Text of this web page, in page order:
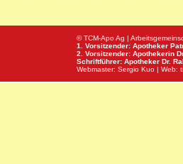
© TCM-Apo Ag |
1. Vorsitzender: Apotheker
2. Vorsitzender: Apothekerin
Schriftführer: Apotheker Dr.
Webmaster: Sergio Kuo | Web: